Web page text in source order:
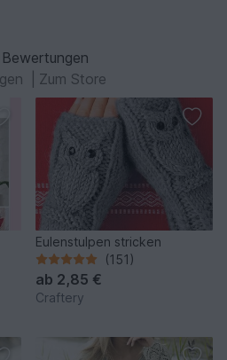
Zum Store
Eulenstulpen stricken
(151)
ab 2,85 €
Craftery